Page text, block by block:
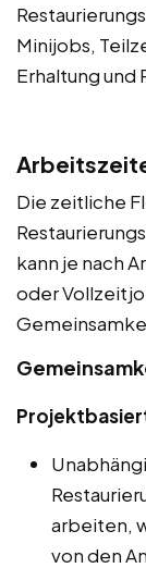
Minijobs,
Erhaltung
Die zeitliche
kann je nach
oder
arbeiten,
von den